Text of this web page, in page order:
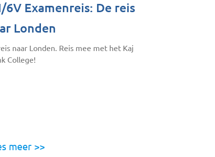
6V Examenreis: De reis
Londen
naar Londen. Reis mee met het Kaj
College!
meer >>